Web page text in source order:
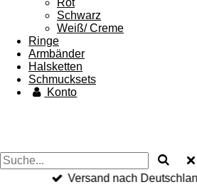
Rot
Schwarz
Weiß/ Creme
Ringe
Armbänder
Halsketten
Schmucksets
Konto
Versand nach